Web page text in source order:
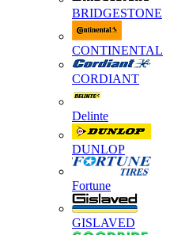
BRIDGESTONE
CONTINENTAL
CORDIANT
Delinte
DUNLOP
Fortune
GISLAVED